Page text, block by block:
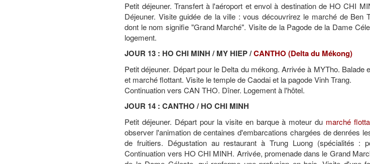
Petit déjeuner. Transfert à l'aéroport et envol à destination de HO CHI
Déjeuner. Visite guidée de la ville : vous découvrirez le marché de Ben
dont le nom signifie "Grand Marché". Visite de la Pagode de la Dame
logement.
JOUR 13 : HO CHI MINH / MY HIEP /CANTHO (Delta du Mékong)
Petit déjeuner. Départ pour le Delta du mékong. Arrivée à MYTho. Balade
et marché flottant. Visite le temple de Caodai et la pagode Vinh Trang.
Continuation vers CAN THO. Dîner. Logement à l'hôtel.
JOUR 14 : CANTHO / HO CHI MINH
Petit déjeuner. Départ pour la visite en barque à moteur du marché
observer l'animation de centaines d'embarcations chargées de denrées
de fruitiers. Dégustation au restaurant à Trung Luong (spécialités :
Continuation vers HO CHI MINH. Arrivée, promenade dans le Grand